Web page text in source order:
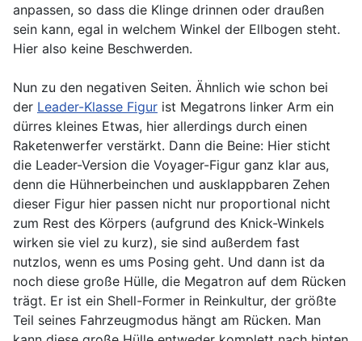
anpassen, so dass die Klinge drinnen oder draußen
sein kann, egal in welchem Winkel der Ellbogen steht.
Hier also keine Beschwerden.
Nun zu den negativen Seiten. Ähnlich wie schon bei
der Leader-Klasse Figur ist Megatrons linker Arm ein
dürres kleines Etwas, hier allerdings durch einen
Raketenwerfer verstärkt. Dann die Beine: Hier sticht
die Leader-Version die Voyager-Figur ganz klar aus,
denn die Hühnerbeinchen und ausklappbaren Zehen
dieser Figur hier passen nicht nur proportional nicht
zum Rest des Körpers (aufgrund des Knick-Winkels
wirken sie viel zu kurz), sie sind außerdem fast
nutzlos, wenn es ums Posing geht. Und dann ist da
noch diese große Hülle, die Megatron auf dem Rücken
trägt. Er ist ein Shell-Former in Reinkultur, der größte
Teil seines Fahrzeugmodus hängt am Rücken. Man